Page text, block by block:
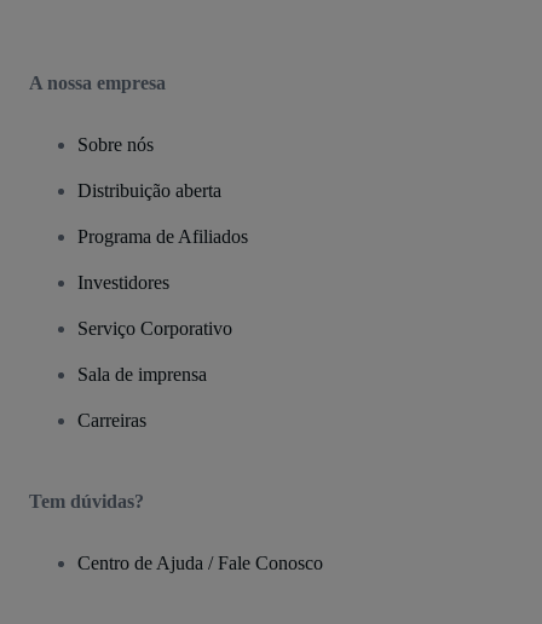
A nossa empresa
Sobre nós
Distribuição aberta
Programa de Afiliados
Investidores
Serviço Corporativo
Sala de imprensa
Carreiras
Tem dúvidas?
Centro de Ajuda / Fale Conosco